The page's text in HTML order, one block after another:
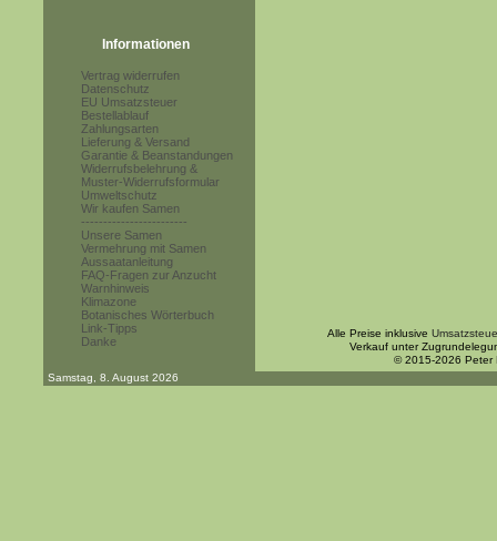
Informationen
Vertrag widerrufen
Datenschutz
EU Umsatzsteuer
Bestellablauf
Zahlungsarten
Lieferung & Versand
Garantie & Beanstandungen
Widerrufsbelehrung &
Muster-Widerrufsformular
Umweltschutz
Wir kaufen Samen
------------------------
Unsere Samen
Vermehrung mit Samen
Aussaatanleitung
FAQ-Fragen zur Anzucht
Warnhinweis
Klimazone
Botanisches Wörterbuch
Link-Tipps
Danke
Alle Preise inklusive
Verkauf unter
© 2015-2026 Peter
Samstag, 8. August 2026